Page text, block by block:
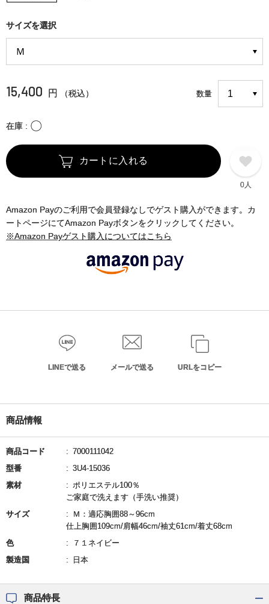
サイズを選択
15,400 円 （税込） 数量
在庫 〇
カートに入れる
0人
Amazon Payのご利用で会員登録なしでゲスト購入ができます。カ
ートページにてAmazon Payボタンをクリックしてください。
※Amazon Payゲスト購入についてはこちら
LINEで送る メールで送る URLをコピー
商品情報
商品コード
7000111042
型番
3U4-15036
素材
ポリエステル100％
ご家庭で洗えます（手洗い推奨）
サイズ
Ｍ：適応胸囲88～96cm
仕上胸囲109cm/肩幅46cm/袖丈61cm/着丈68cm
色
７１ネイビー
製造国
日本
商品特長